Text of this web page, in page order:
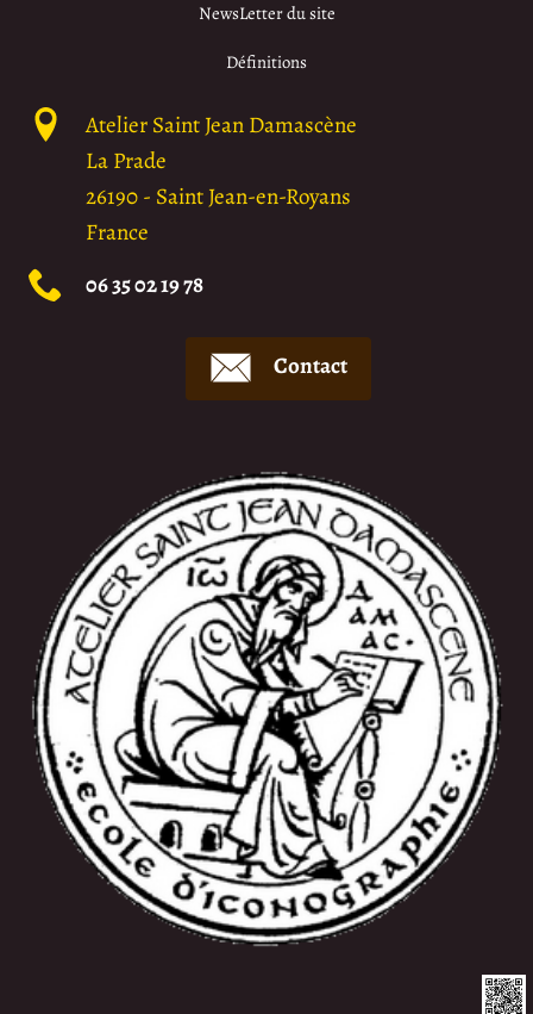
NewsLetter du site
Définitions
Atelier Saint Jean Damascène
La Prade
26190- Saint Jean-en-Royans
France
06 35 02 19 78
Contact